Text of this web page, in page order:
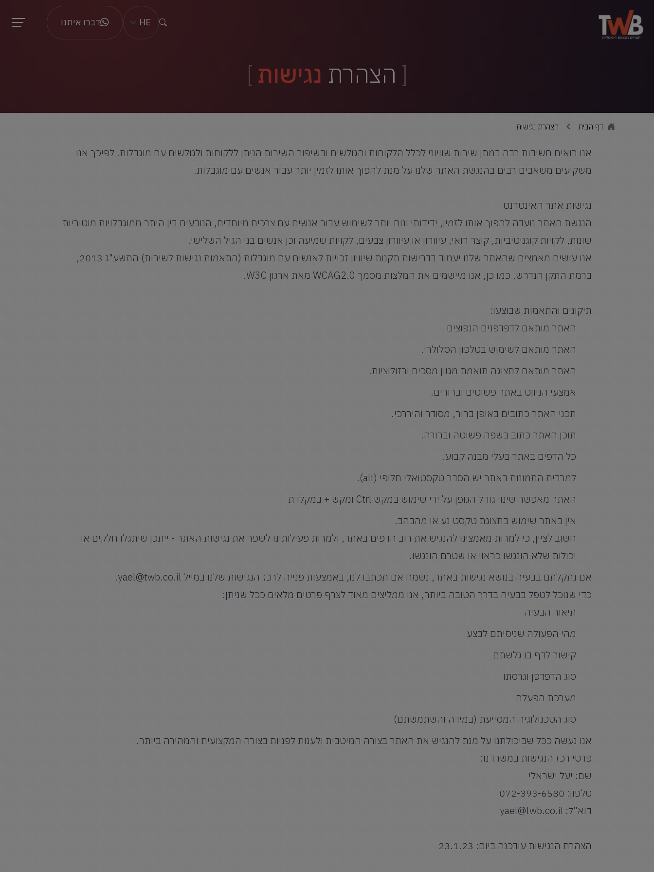
HE דברו איתנו
הצהרת נגישות
דף הבית הצהרת נגישות
אנו רואים חשיבות רבה במתן שירות שוויוני לכלל הלקוחות והגולשים ובשיפור השירות הניתן ללקוחות ולגולשים עם מוגבלות. לפיכך אנו
משקיעים משאבים רבים בהנגשת האתר שלנו על מנת להפוך אותו לזמין יותר עבור אנשים עם מוגבלות.
נגישות אתר האינטרנט
הנגשת האתר נועדה להפוך אותו לזמין, ידידותי ונוח יותר לשימוש עבור אנשים עם צרכים מיוחדים, הנובעים בין היתר ממוגבלויות מוטוריות
שונות, לקויות קוגניטיביות, קוצר רואי, עיוורון או עיוורון צבעים, לקויות שמיעה וכן אנשים בני הגיל השלישי.
אנו עושים מאמצים שהאתר שלנו יעמוד בדרישות תקנות שיוויון זכויות לאנשים עם מוגבלות (התאמות נגישות לשירות) התשע"ג 2013,
ברמת התקן הנדרש. כמו כן, אנו מיישמים את המלצות מסמך WCAG2.0 מאת ארגון W3C.
תיקונים והתאמות שבוצעו:
האתר מותאם לדפדפנים הנפוצים
האתר מותאם לשימוש בטלפון הסלולרי.
האתר מותאם לתצוגה תואמת מגוון מסכים ורזולוציות.
אמצעי הניווט באתר פשוטים וברורים.
תכני האתר כתובים באופן ברור, מסודר והיררכי.
תוכן האתר כתוב בשפה פשוטה וברורה.
כל הדפים באתר בעלי מבנה קבוע.
למרבית התמונות באתר יש הסבר טקסטואלי חלופי (alt).
האתר מאפשר שינוי גודל הגופן על ידי שימוש במקש Ctrl ומקש + במקלדת
אין באתר שימוש בתצוגת טקסט נע או מהבהב.
חשוב לציין, כי למרות מאמצינו להנגיש את רוב הדפים באתר, ולמרות פעילותינו לשפר את נגישות האתר - ייתכן שיתגלו חלקים או
יכולות שלא הונגשו כראוי או שטרם הונגשו.
אם נתקלתם בבעיה בנושא נגישות באתר, נשמח אם תכתבו לנו, באמצעות פנייה לרכז הנגישות שלנו במייל yael@twb.co.il
.
כדי שנוכל לטפל בבעיה בדרך הטובה ביותר, אנו ממליצים מאוד לצרף פרטים מלאים ככל שניתן:
תיאור הבעיה
מהי הפעולה שניסיתם לבצע
קישור לדף בו גלשתם
סוג הדפדפן וגרסתו
מערכת הפעלה
סוג הטכנולוגיה המסייעת (במידה והשתמשתם)
אנו נעשה ככל שביכולתנו על מנת להנגיש את האתר בצורה המיטבית ולענות לפניות בצורה המקצועית והמהירה ביותר.
פרטי רכז הנגישות במשרדנו:
שם: יעל ישראלי
טלפון: 072-393-6580
דוא”ל: yael@twb.co.il
הצהרת הנגישות עודכנה ביום: 23.1.23